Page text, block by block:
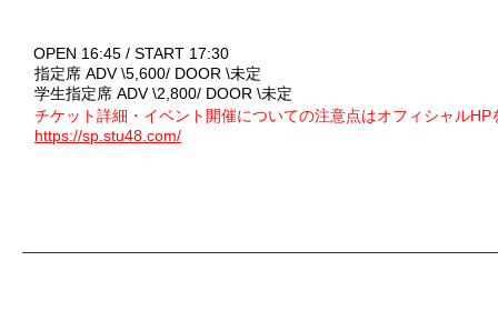
OPEN 16:45 / START 17:30
指定席 ADV \5 ,600/ DOOR \未定
学生指定席 ADV \2 ,800/ DOOR \未定
チケット詳細・イベント開催についての注意点はオフィシャルHP
https://sp.stu48.com/